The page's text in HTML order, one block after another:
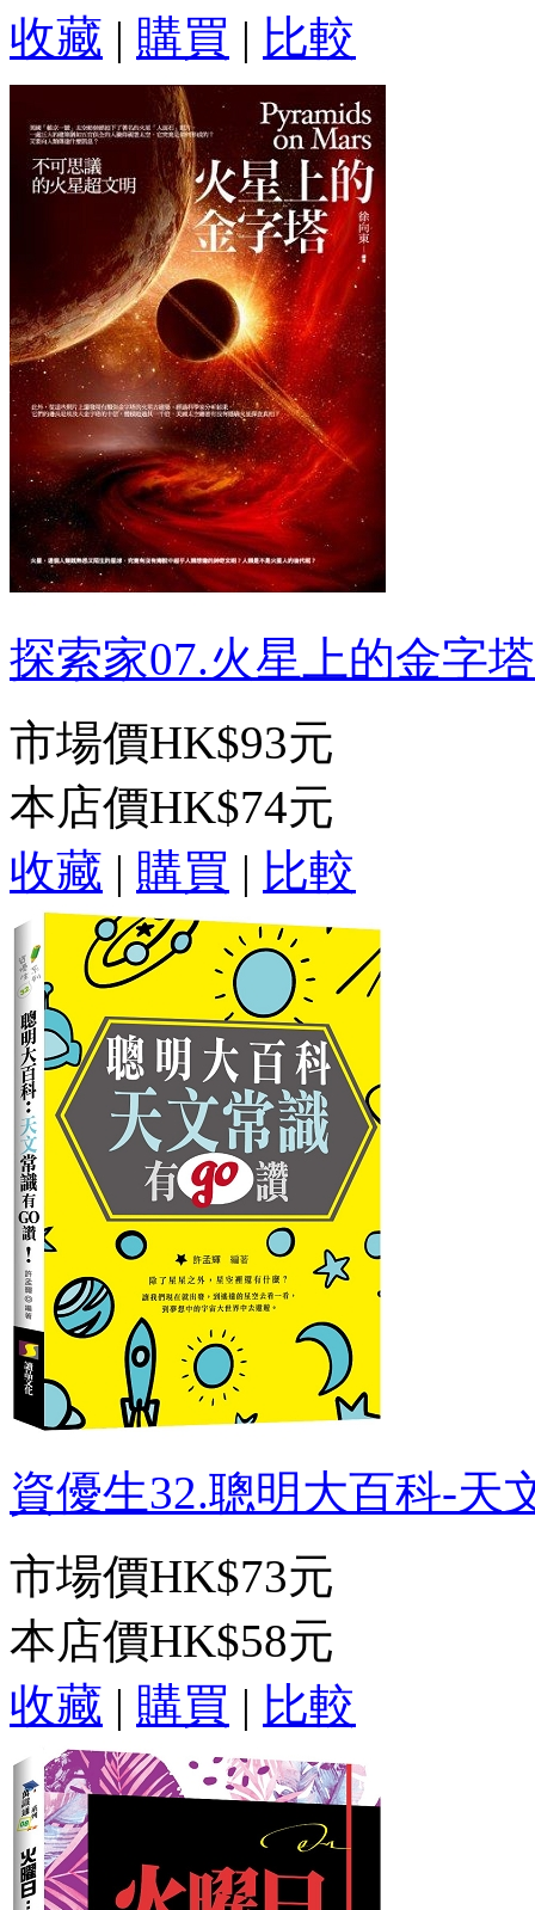
收藏 | 購買 | 比較
探索家07.火星上的金字
市場價HK$93元
本店價HK$74元
收藏 | 購買 | 比較
資優生32.聰明大百科-天
市場價HK$73元
本店價HK$58元
收藏 | 購買 | 比較